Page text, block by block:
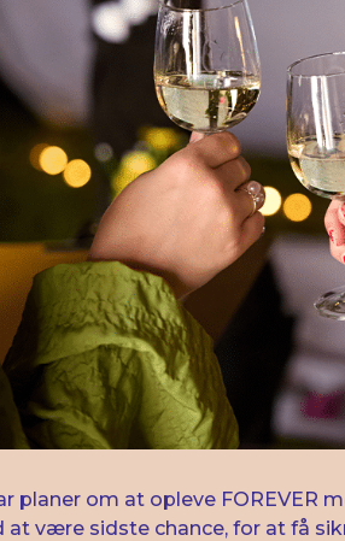
planer om at opleve FOREVER
at være sidste chance, for at få